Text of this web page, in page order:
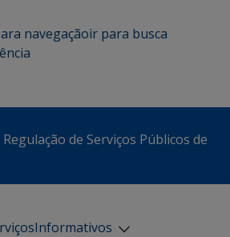
navegaçãoir para busca
de Serviços Públicos de
Informativos